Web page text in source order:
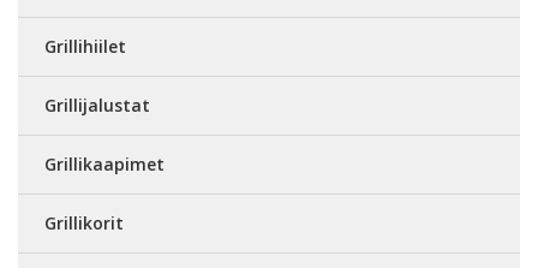
Grillihiilet
Grillijalustat
Grillikaapimet
Grillikorit